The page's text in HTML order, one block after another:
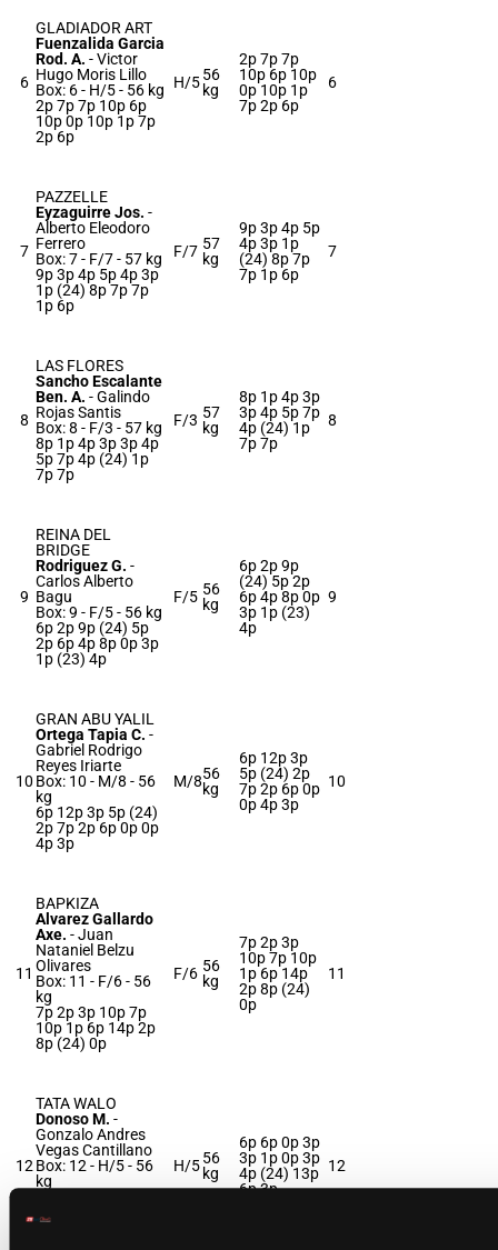
6
GLADIADOR ART
Fuenzalida Garcia
Rod. A. -Victor
Hugo Moris Lillo
Box: 6 - H/5 - 56 kg
2p 7p 7p 10p 6p
10p 0p 10p 1p 7p
2p 6p
H/556
kg
2p 7p 7p
10p 6p 10p
0p 10p 1p
7p 2p 6p
6
7
PAZZELLE
Eyzaguirre Jos. -
Alberto Eleodoro
Ferrero
Box: 7 - F/7 - 57 kg
9p 3p 4p 5p 4p 3p
1p (24) 8p 7p 7p
1p 6p
F/7 57
kg
9p 3p 4p 5p
4p 3p 1p
(24) 8p 7p
7p 1p 6p
7
8
LAS FLORES
Sancho Escalante
Ben. A. -Galindo
Rojas Santis
Box: 8 - F/3 - 57 kg
8p 1p 4p 3p 3p 4p
5p 7p 4p (24) 1p
7p 7p
F/3 57
kg
8p 1p 4p 3p
3p 4p 5p 7p
4p (24) 1p
7p 7p
8
9
REINA DEL
BRIDGE
Rodriguez G. -
Carlos Alberto
Bagu
Box: 9 - F/5 - 56 kg
6p 2p 9p (24) 5p
2p 6p 4p 8p 0p 3p
1p (23) 4p
F/5 56
kg
6p 2p 9p
(24) 5p 2p
6p 4p 8p 0p
3p 1p (23)
4p
9
10
GRAN ABU YALIL
Ortega Tapia C. -
Gabriel Rodrigo
Reyes Iriarte
Box: 10 - M/8 - 56
kg
6p 12p 3p 5p (24)
2p 7p 2p 6p 0p 0p
4p 3p
M/856
kg
6p 12p 3p
5p (24) 2p
7p 2p 6p 0p
0p 4p 3p
10
11
BAPKIZA
Alvarez Gallardo
Axe. -Juan
Nataniel Belzu
Olivares
Box: 11 - F/6 - 56
kg
7p 2p 3p 10p 7p
10p 1p 6p 14p 2p
8p (24) 0p
F/6 56
kg
7p 2p 3p
10p 7p 10p
1p 6p 14p
2p 8p (24)
0p
11
12
TATA WALO
Donoso M. -
Gonzalo Andres
Vegas Cantillano
Box: 12 - H/5 - 56
kg
6p 3p
H/556
kg
6p 6p 0p 3p
3p 1p 0p 3p
4p (24) 13p
6p 3p
12